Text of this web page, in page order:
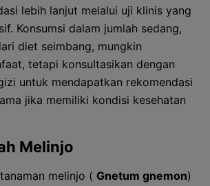
lebih lanjut melalui uji klinis yang
Konsumsi dalam jumlah sedang,
diet seimbang, mungkin
tetapi konsultasikan dengan
untuk mendapatkan rekomendasi
jika memiliki kondisi kesehatan
Melinjo
melinjo ( Gnetum gnemon)